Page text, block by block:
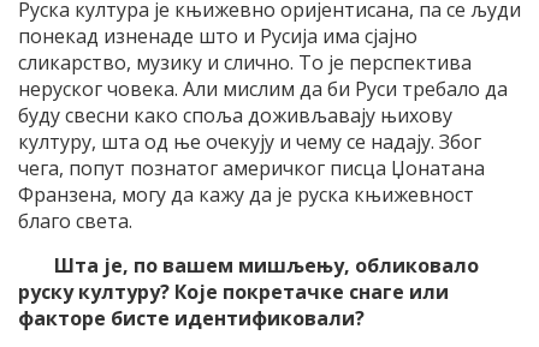
Руска култура је књижевно оријентисана, па се људи
понекад изненаде што и Русија има сјајно
сликарство, музику и слично. То је перспектива
неруског човека. Али мислим да би Руси требало да
буду свесни како споља доживљавају њихову
културу, шта од ње очекују и чему се надају. Због
чега, попут познатог америчког писца Џонатана
Франзена, могу да кажу да је руска књижевност
благо света.
Шта је, по вашем мишљењу, обликовало
руску културу? Које покретачке снаге или
факторе бисте идентификовали?